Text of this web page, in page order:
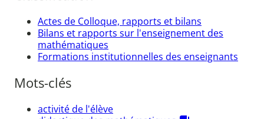
Actes de Colloque, rapports et bilans
Bilans et rapports sur l'enseignement des
mathématiques
Formations institutionnelles des enseignants
Mots-clés
activité de l'élève